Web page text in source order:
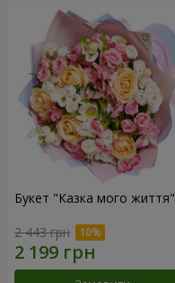
Букет "Казка мого життя"
2 443 грн